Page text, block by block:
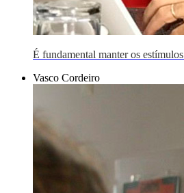
É fundamental manter os
Vasco Cordeiro